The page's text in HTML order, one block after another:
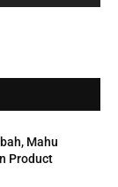
Mahu
Product